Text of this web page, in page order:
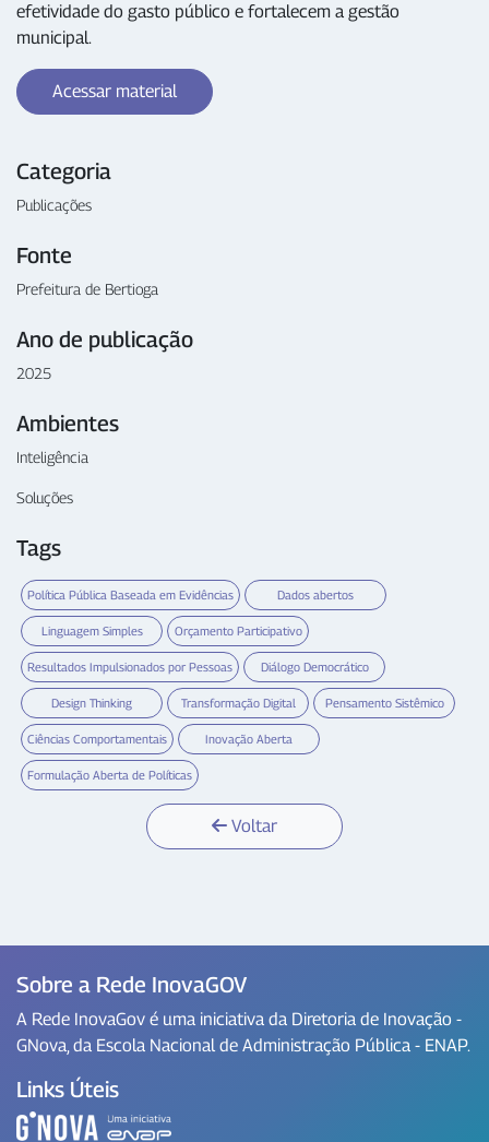
Categoria
Publicações
Fonte
Prefeitura de Bertioga
Ano de publicação
2025
Ambientes
Inteligência
Soluções
Tags
Política Pública Baseada em Evidências Dados abertos
Linguagem Simples Orçamento Participativo
Resultados Impulsionados por Pessoas Diálogo Democrático
Design Thinking Transformação Digital Pensamento Sistêmico
Ciências Comportamentais Inovação Aberta
Formulação Aberta de Políticas
Voltar
efetividade do gasto público e fortalecem a gestão
municipal.
Acessar material
Sobre a Rede InovaGOV
A Rede InovaGov é uma iniciativa da Diretoria de Inovação -
GNova, da Escola Nacional de Administração Pública - ENAP.
Links Úteis